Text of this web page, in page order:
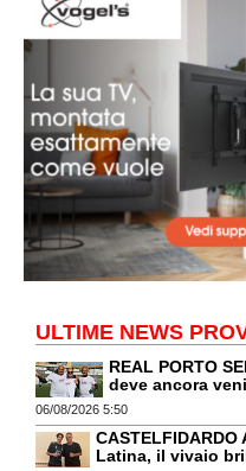
ULTIME NEWS
REAL PORTO
deve ancora
06/08/2026 5:50
CASTELFIDARDO
Latina, il vivaio